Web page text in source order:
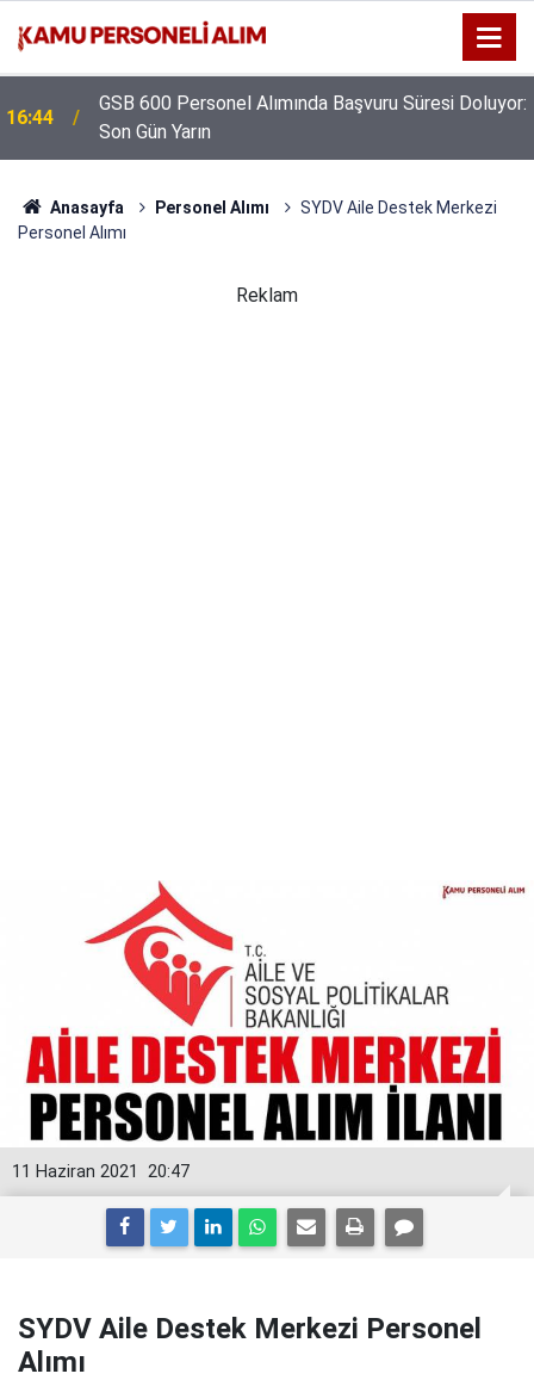
16:44
GSB 600 Personel Alımında Başvuru Süresi Doluyor:
Son Gün Yarın
Anasayfa Personel Alımı
SYDV Aile Destek Merkezi
Personel Alımı
Reklam
20:47
11 Haziran 2021
SYDV Aile Destek Merkezi Personel
Alımı